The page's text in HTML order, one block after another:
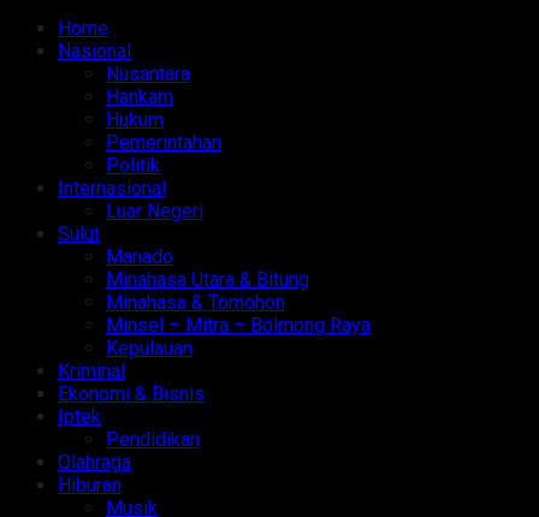
Home
Nasional
Nusantara
Hankam
Hukum
Pemerintahan
Politik
Internasional
Luar Negeri
Sulut
Manado
Minahasa Utara & Bitung
Minahasa & Tomohon
Minsel – Mitra – Bolmong Raya
Kepulauan
Kriminal
Ekonomi & Bisnis
Iptek
Pendidikan
Olahraga
Hiburan
Musik